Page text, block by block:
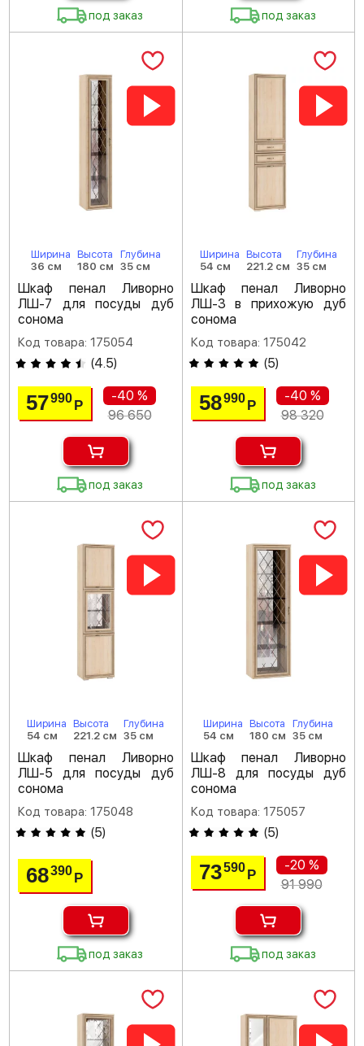
под заказ под заказ
Ширина
36 см
Высота
180 см
Глубина
35 см
Шкаф пенал Ливорно
ЛШ-7 для посуды дуб
сонома
Код товара: 175054
(4.5)
57990Р
-40 %
96 650
под заказ
Ширина
54 см
Высота
221.2 см
Глубина
35 см
Шкаф пенал Ливорно
ЛШ-3 в прихожую дуб
сонома
Код товара: 175042
(5)
58990 Р
-40 %
98 320
под заказ
Ширина
54 см
Высота
221.2 см
Глубина
35 см
Шкаф пенал Ливорно
ЛШ-5 для посуды дуб
сонома
Код товара: 175048
(5)
68390Р
под заказ
Ширина
54 см
Высота
180 см
Глубина
35 см
Шкаф пенал Ливорно
ЛШ-8 для посуды дуб
сонома
Код товара: 175057
(5)
73590 Р
-20 %
91 990
под заказ